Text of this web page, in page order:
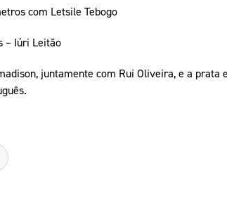
com Letsile Tebogo
– Iúri Leitão
juntamente com Rui Oliveira, e a